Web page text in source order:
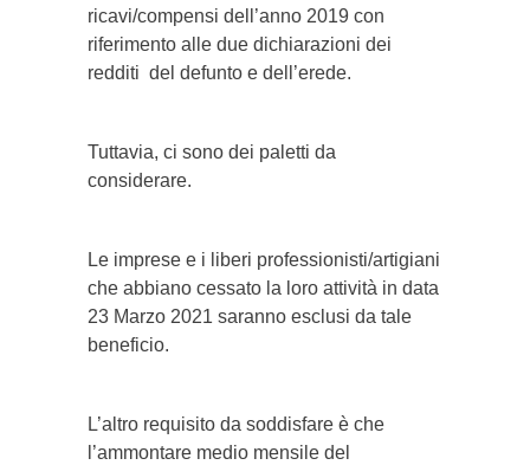
ricavi/compensi dell’anno 2019 con
riferimento alle due dichiarazioni dei
redditi del defunto e dell’erede.
Tuttavia, ci sono dei paletti da
considerare.
Le imprese e i liberi professionisti/artigiani
che abbiano cessato la loro attività in data
23 Marzo 2021 saranno esclusi da tale
beneficio.
L’altro requisito da soddisfare è che
l’ammontare medio mensile del